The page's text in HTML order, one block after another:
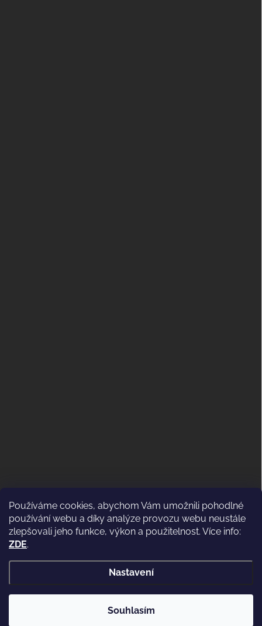
Používáme cookies, abychom Vám umožnili pohodlné
používání webu a díky analýze provozu webu neustále
zlepšovali jeho funkce, výkon a použitelnost. Více info:
ZDE.
Nastavení
Souhlasím
ODSTOUPENÍ OD KUPNÍ SMLOUVY
(VRÁCENÍ)
WWW.CASSIDI.CZ . Všechna práva vyhrazena.